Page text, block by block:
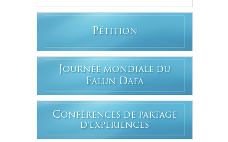
PÉTITION
JOURNÉE MONDIALE DU
FALUN DAFA
CONFÉRENCES DE PARTAGE
D'EXPERIENCES